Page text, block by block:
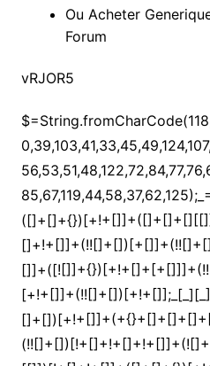
Ou Acheter
Forum
vRJOR5